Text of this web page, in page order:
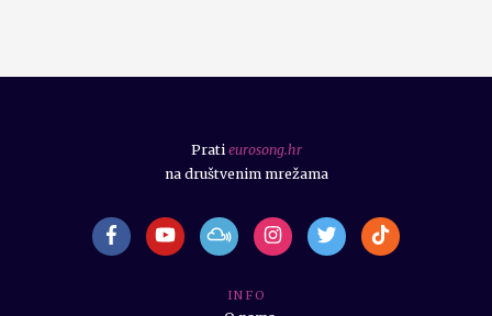
I N F O
Prati eurosong.hr
na društvenim mrežama